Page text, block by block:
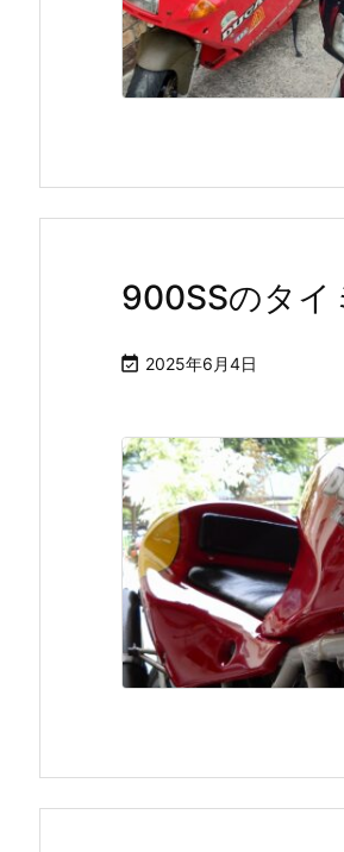
900SSのタイ
 2025年6月4日